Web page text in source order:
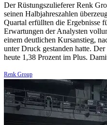
Der Rüstungszulieferer Renk
seinen Halbjahreszahlen
Quartal erfüllten die Ergebnisse
Erwartungen der Analysten
einem deutlichen Kursanstieg,
unter Druck gestanden hatte.
heute 1,38 Prozent im Plus.
Renk Group